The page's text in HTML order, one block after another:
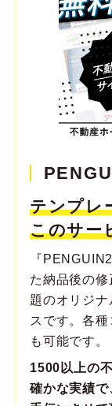
テンプレ
このサー
『
た納品後の
題のオリジ
スです。各
も可能です。
1500以上の
確かな実績